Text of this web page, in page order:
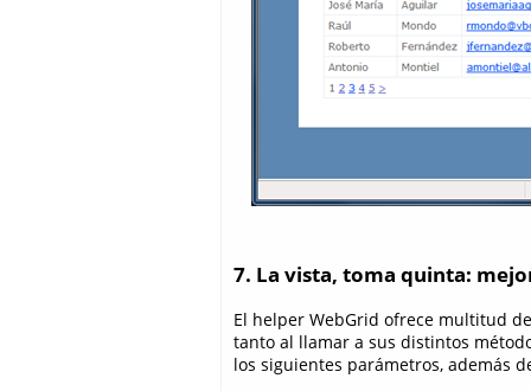
7. La vista, toma quinta:
El helper WebGrid ofrece multitud
tanto al llamar a sus distintos
los siguientes parámetros, además